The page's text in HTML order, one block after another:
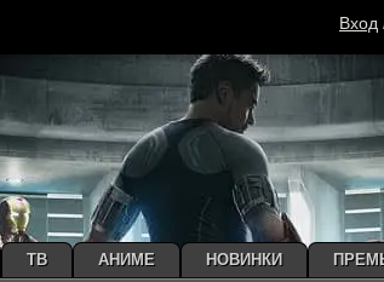
Вход
ТВ АНИМЕ НОВИНКИ